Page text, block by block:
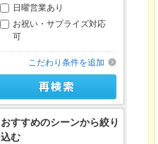
日曜営業あり
お祝い・サプライズ対応
可
こだわり条件を追加
おすすめのシーンから絞り
込む